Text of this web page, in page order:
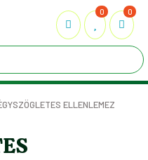
0 0
ELLENLEMEZ